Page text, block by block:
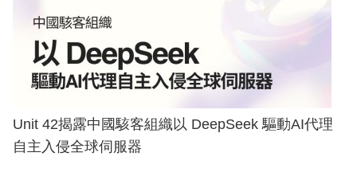
Unit 42揭露中國駭客組織以 DeepSeek 驅動AI代理
自主入侵全球伺服器